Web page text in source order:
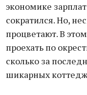
экономике
сократился. Но,
процветают. В
проехать по
сколько за
шикарных